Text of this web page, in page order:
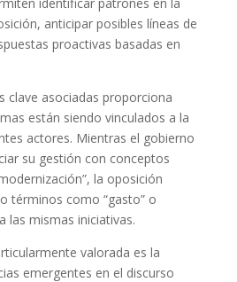
anticipar posibles líneas de
proactivas basadas en
clave asociadas proporciona
están siendo vinculados a la
actores. Mientras el gobierno
su gestión con conceptos
la oposición
términos como “gasto” o
las mismas iniciativas.
valorada es la
emergentes en el discurso